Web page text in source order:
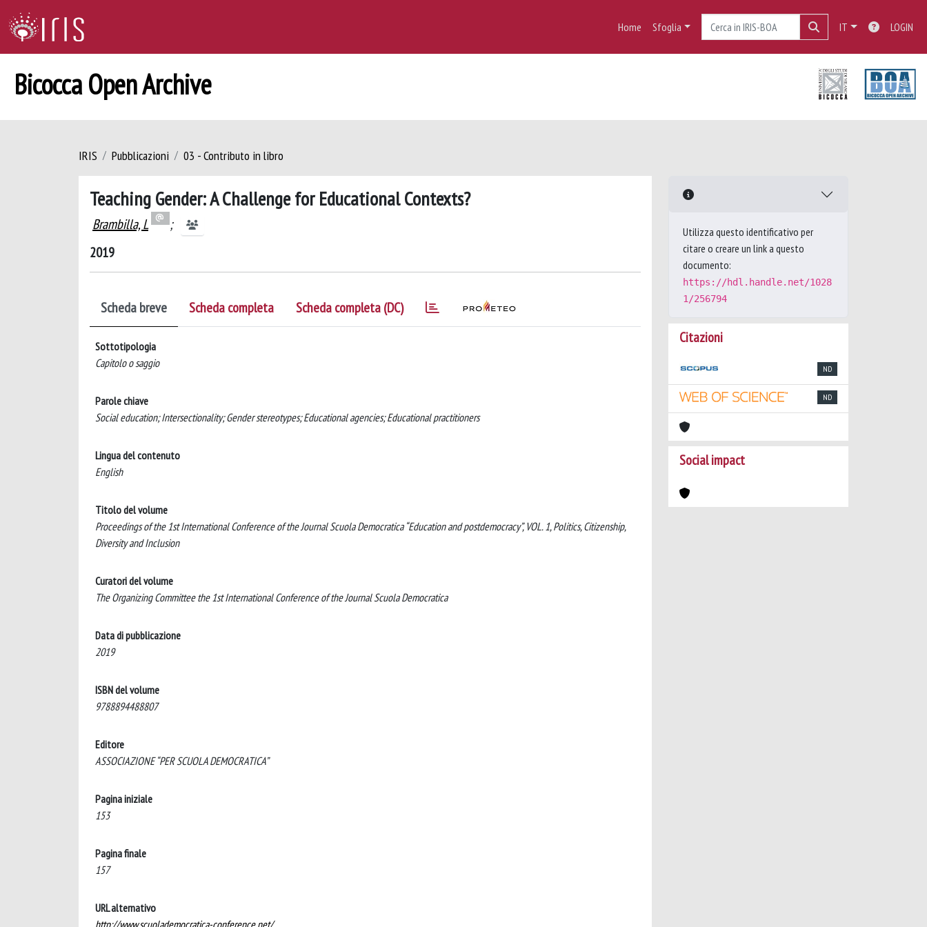
Home Sfoglia IT LOGIN
Bicocca Open Archive
IRIS Pubblicazioni 03 - Contributo in libro
Teaching Gender: A Challenge for Educational Contexts?
Brambilla, L
;
2019
Scheda breve Scheda completa Scheda completa (DC)
Sottotipologia
Capitolo o saggio
Parole chiave
Social education; Intersectionality; Gender stereotypes; Educational agencies; Educational practitioners
Lingua del contenuto
English
Titolo del volume
Proceedings of the 1st International Conference of the Journal Scuola Democratica “Education and postdemocracy”, VOL. 1, Politics, Citizenship,
Diversity and Inclusion
Curatori del volume
The Organizing Committee the 1st International Conference of the Journal Scuola Democratica
Data di pubblicazione
2019
ISBN del volume
9788894488807
Editore
ASSOCIAZIONE “PER SCUOLA DEMOCRATICA”
Pagina iniziale
153
Pagina finale
157
URL alternativo
http://www.scuolademocratica-conference.net/
Utilizza questo identificativo per
citare o creare un link a questo
documento:
https://hdl.handle.net/1028
1/256794
Citazioni
ND
ND
Social impact